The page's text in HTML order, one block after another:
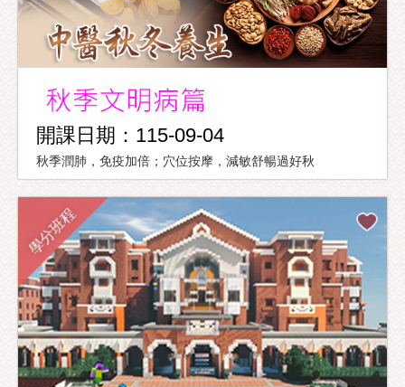
開課日期：115-09-04
秋季潤肺，免疫加倍；穴位按摩，減敏舒暢過好秋
學分班程